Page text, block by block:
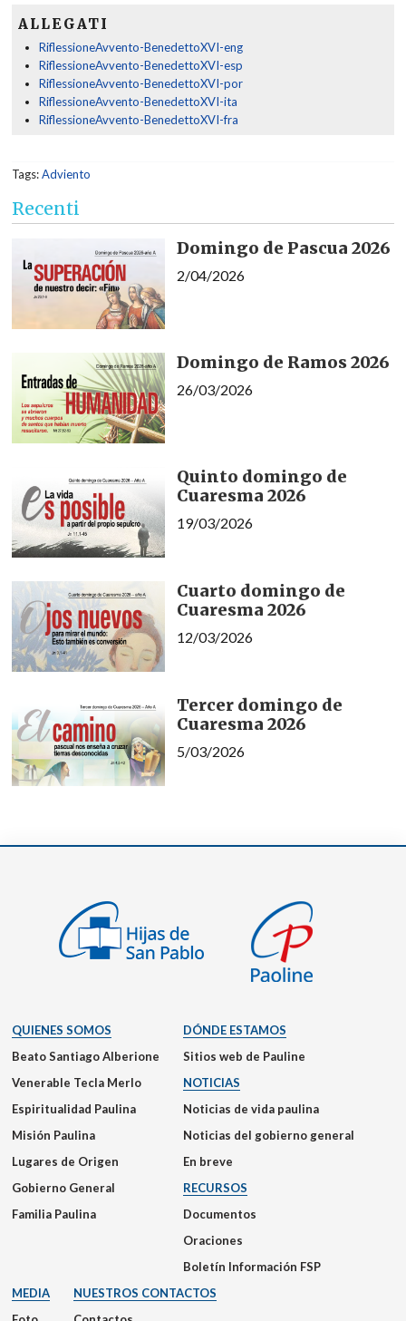
ALLEGATI
RiflessioneAvvento-BenedettoXVI-eng
RiflessioneAvvento-BenedettoXVI-esp
RiflessioneAvvento-BenedettoXVI-por
RiflessioneAvvento-BenedettoXVI-ita
RiflessioneAvvento-BenedettoXVI-fra
Tags:Adviento
Recenti
Domingo de Pascua 2026
2/04/2026
Domingo de Ramos 2026
26/03/2026
Quinto domingo de
Cuaresma 2026
19/03/2026
Cuarto domingo de
Cuaresma 2026
12/03/2026
Tercer domingo de
Cuaresma 2026
5/03/2026
QUIENES SOMOS
Beato Santiago Alberione
Venerable Tecla Merlo
Espiritualidad Paulina
Misión Paulina
Lugares de Origen
Gobierno General
Familia Paulina
DÓNDE ESTAMOS
Sitios web de Pauline
NOTICIAS
Noticias de vida paulina
Noticias del gobierno general
En breve
RECURSOS
Documentos
Oraciones
Boletín Información FSP
MEDIA
NUESTROS CONTACTOS